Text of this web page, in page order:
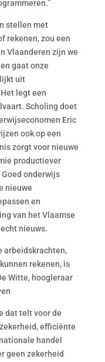
stellen met
rekenen, zou een
Vlaanderen zijn we
gaat onze
uit
legt een
Scholing doet
Eric
ook op een
zorgt voor nieuwe
productiever
onderwijs
nieuwe
en
van het Vlaamse
nieuws.
arbeidskrachten,
rekenen, is
Witte, hoogleraar
dat telt voor de
efficiënte
handel
geen zekerheid